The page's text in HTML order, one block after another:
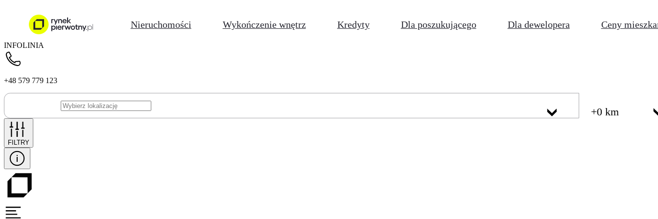
Nieruchomości Wykończenie wnętrz Kredyty Dla poszukującego Dla dewelopera Ceny
INFOLINIA
+48 579 779 123
+0 km
FILTRY